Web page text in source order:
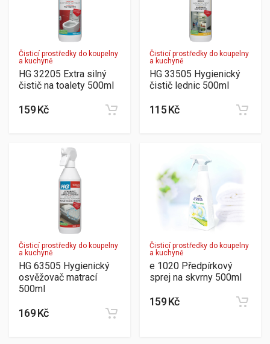
Čisticí prostředky do koupelny
a kuchyně
HG 32205 Extra silný
čistič na toalety 500ml
159 Kč
Čisticí prostředky do koupelny
a kuchyně
HG 33505 Hygienický
čistič lednic 500ml
115 Kč
Čisticí prostředky do koupelny
a kuchyně
HG 63505 Hygienický
osvěžovač matrací
500ml
169 Kč
Čisticí prostředky do koupelny
a kuchyně
e 1020 Předpírkový
sprej na skvrny 500ml
159 Kč